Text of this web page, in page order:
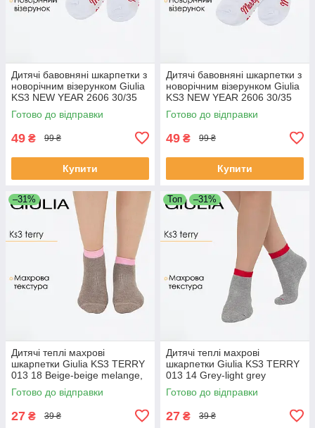
Дитячі бавовняні шкарпетки з
новорічним візерунком Giulia
KS3 NEW YEAR 2606 30/35
Green-green, шкарпетки з
малюнком
Готово до відправки
49 ₴ 99 ₴
Купити
Дитячі бавовняні шкарпетки з
новорічним візерунком Giulia
KS3 NEW YEAR 2606 30/35
Multicolor-white/silver,
шкапертки з малюнком
Готово до відправки
49 ₴ 99 ₴
Купити
–31%
Дитячі теплі махрові
шкарпетки Giulia KS3 TERRY
013 18 Beige-beige melange,
бавовняні шкарпетки з
махровою вставкою
Готово до відправки
27 ₴ 39 ₴
Топ –31%
Дитячі теплі махрові
шкарпетки Giulia KS3 TERRY
013 14 Grey-light grey
melange, шкарпетки махра
для дітей
Готово до відправки
27 ₴ 39 ₴